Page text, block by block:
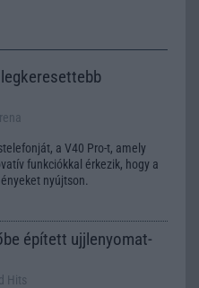
a V40 Pro-t, amely
funkciókkal érkezik, hogy a
nyújtson.
épített ujjlenyomat-
Hits